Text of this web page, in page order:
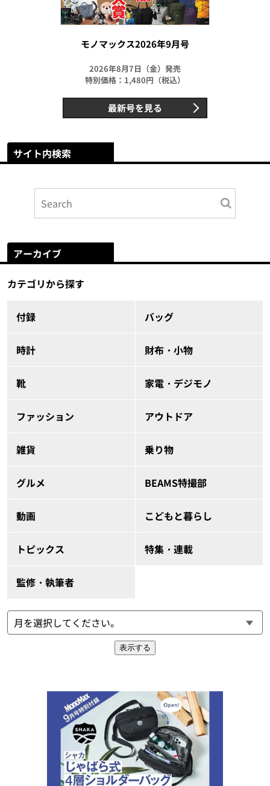
モノマックス2026年9月号
2026年8月7日（金）発売
特別価格：1,480円（税込）
最新号を見る
サイト内検索
アーカイブ
カテゴリから探す
付録 バッグ
時計 財布・小物
靴 家電・デジモノ
ファッション アウトドア
雑貨 乗り物
グルメ BEAMS特撮部
動画 こどもと暮らし
トピックス 特集・連載
監修・執筆者
表示する